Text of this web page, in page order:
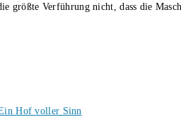
größte Verführung nicht, dass die
Hof voller Sinn